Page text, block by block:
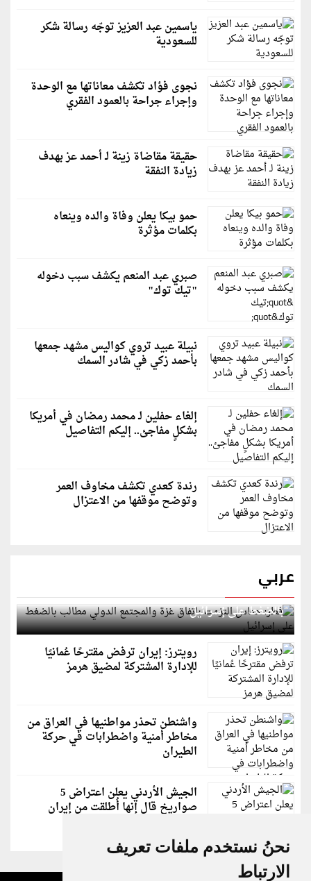
نحنُ نستخدم ملفات تعريف
الارتباط
ياسمين عبد العزيز توجّه رسالة شكر
للسعودية
نجوى فؤاد تكشف معاناتها مع الوحدة
وإجراء جراحة بالعمود الفقري
حقيقة مقاضاة زينة لـ أحمد عز بهدف
زيادة النفقة
حمو بيكا يعلن وفاة والده وينعاه
بكلمات مؤثرة
صبري عبد المنعم يكشف سبب دخوله
"تيك توك"
نبيلة عبيد تروي كواليس مشهد جمعها
بأحمد زكي في شادر السمك
إلغاء حفلين لـ محمد رمضان في أمريكا
بشكلٍ مفاجئ.. إليكم التفاصيل
رندة كعدي تكشف مخاوف العمر
وتوضح موقفها من الاعتزال
عربي
قطر: حماس التزمت باتفاق غزة والمجتمع الدولي مطالب
بالضغط على إسرائيل
رويترز: إيران ترفض مقترحًا عُمانيًا
للإدارة المشتركة لمضيق هرمز
واشنطن تحذر مواطنيها في العراق من
مخاطر أمنية واضطرابات في حركة
الطيران
الجيش الأردني يعلن اعتراض 5
صواريخ قال إنها أُطلقت من إيران